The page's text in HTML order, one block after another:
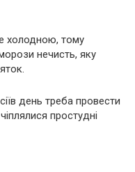
холодною, тому
нечисть, яку
день треба провести
простудні